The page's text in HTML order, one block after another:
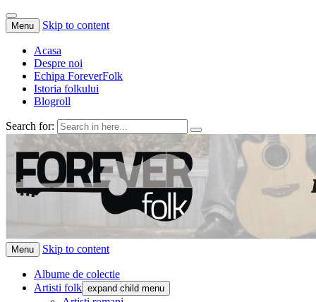
Menu Skip to content
Acasa
Despre noi
Echipa ForeverFolk
Istoria folkului
Blogroll
Search for:
ForeverFolk
Muzica sufletului tau
Menu Skip to content
Albume de colectie
Artisti folk expand child menu